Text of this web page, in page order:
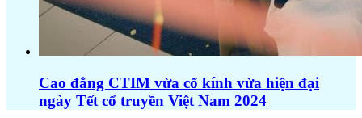
Cao đẳng CTIM vừa cổ kính vừa hiện đại
ngày Tết cổ truyền Việt Nam 2024